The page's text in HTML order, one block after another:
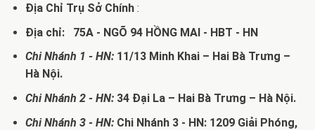
Địa Chỉ Trụ Sở Chính:
Địa chỉ: 75A - NGÕ 94 HỒNG MAI - HBT - HN
Chi Nhánh 1 - HN:11/13 Minh Khai – Hai Bà Trưng –
Hà Nội.
Chi Nhánh 2 - HN:34 Đại La – Hai Bà Trưng – Hà Nội.
Chi Nhánh 3 - HN:Chi Nhánh 3 - HN: 1209 Giải Phóng,